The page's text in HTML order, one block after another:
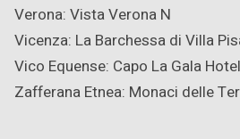
Verona: Vista Verona N
Vicenza: La Barchessa di Villa
Vico Equense: Capo La Gala
Zafferana Etnea: Monaci delle